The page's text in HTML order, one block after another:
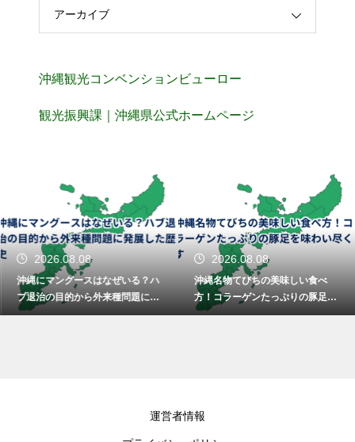
アーカイブ
沖縄観光コンベンションビューロー
観光振興課｜沖縄県公式ホームページ
2026.08.08
沖縄にマングースはなぜいる？ハ
ブ退治の目的から外来種問題に発
展した歴史
2026.08.08
沖縄名物てびちの美味しい食べ
方！コラーゲンたっぷりの豚足を
味わい尽くす
運営者情報